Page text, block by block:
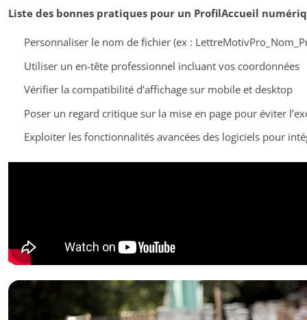
Liste des bonnes pratiques pour un ProfilAccueil
Personnaliser le nom de fichier (ex :
Utiliser un en-tête professionnel incluant vos coordonnées
Vérifier la compatibilité d’affichage sur mobile et desktop
Poser un regard critique sur la mise en page pour éviter
Exploiter les fonctionnalités avancées des logiciels pour